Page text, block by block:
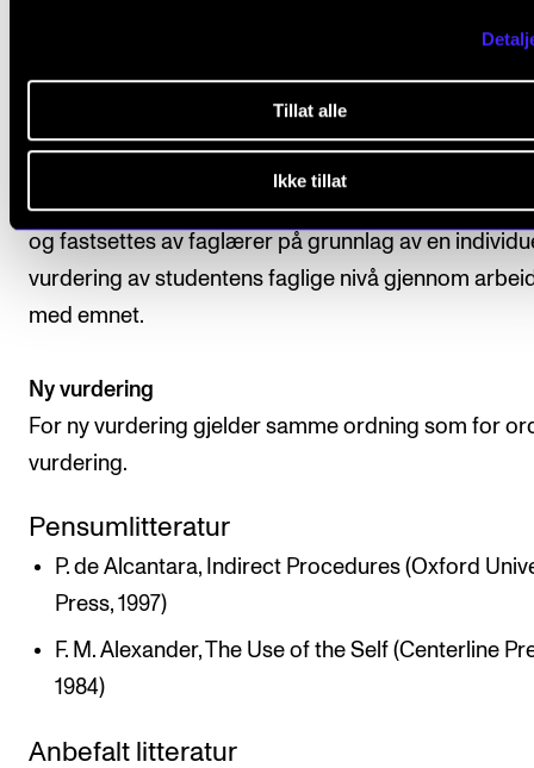
Tillat alle
Ikke tillat
Avsluttende vurdering uttrykkes med bestått/ ikke
og fastsettes av faglærer på grunnlag av en
vurdering av studentens faglige nivå gjennom
med emnet.
Ny vurdering
For ny vurdering gjelder samme ordning som for
vurdering.
Pensumlitteratur
P. de Alcantara, Indirect Procedures (Oxford
Press, 1997)
F. M. Alexander, The Use of the Self (Centerline
1984)
Anbefalt litteratur